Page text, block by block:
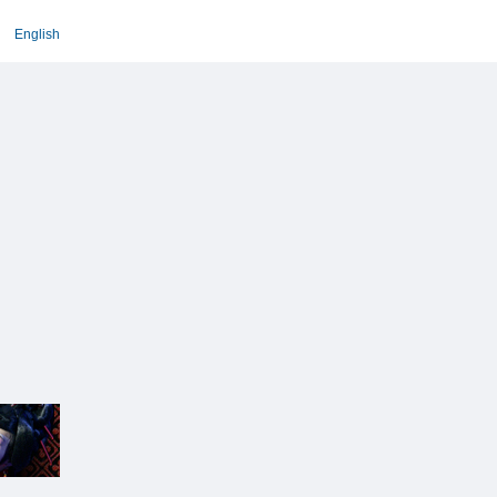
English